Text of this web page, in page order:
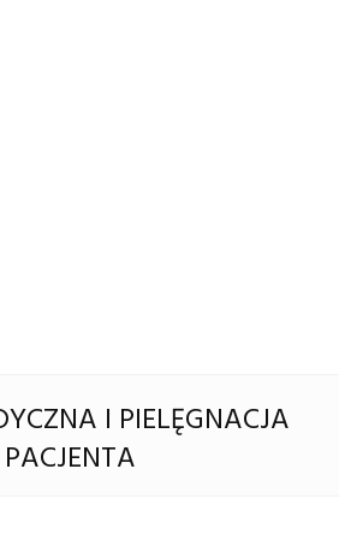
I PIELĘGNACJA
PACJENTA